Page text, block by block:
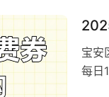
宝安
每日